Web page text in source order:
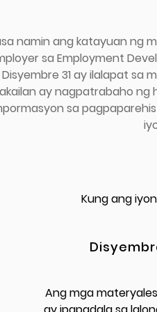
namin ang katayuan
sa Employment
31 ay ilalapat
ay nagpatrabaho
sa
Kung ang
Ang mga